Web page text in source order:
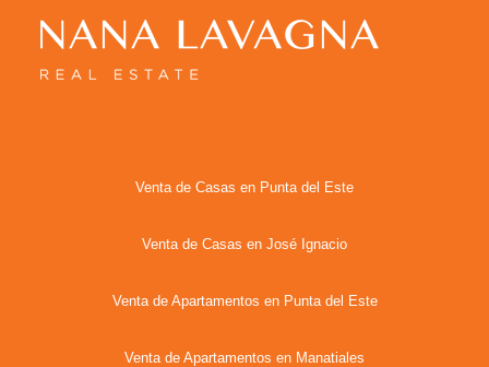
Venta de Casas en Punta del Este
Venta de Casas en José Ignacio
Venta de Apartamentos en Punta del Este
Venta de Apartamentos en Manatiales